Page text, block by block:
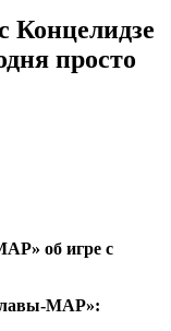
Концелидзе
просто
об игре с
МАР»: